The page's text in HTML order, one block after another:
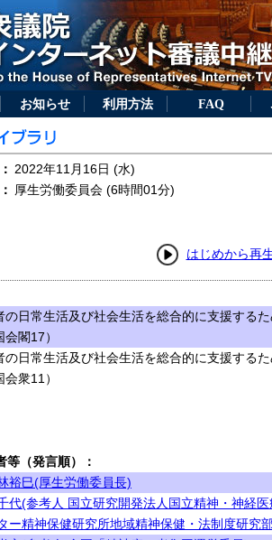
お知らせ 利用方法 FAQ
： 2022年11月16日 (水)
： 厚生労働委員会 (6時間01分)
はじめから再
の日常生活及び社会生活を総合的に支援する
会閣17）
の日常生活及び社会生活を総合的に支援する
会衆11）
等（発言順）：
裕巳(厚生労働委員長)
代(参考人 国立研究開発法人国立精神・神経医
ー精神保健研究所地域精神保健・法制度研究